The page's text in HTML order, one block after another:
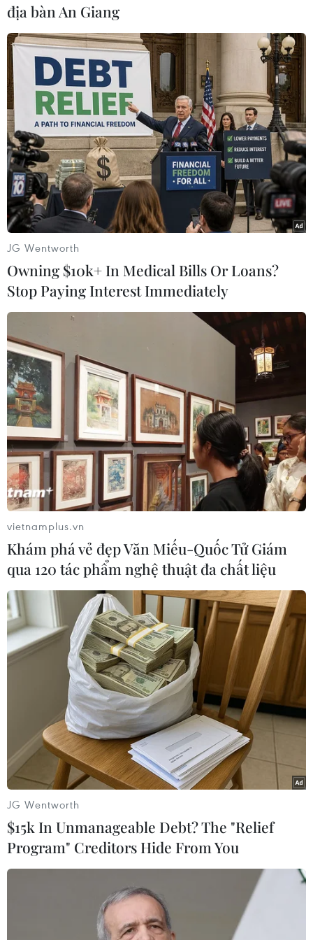
#Ngân hàng #Tổng thống Italy
#Sergio Mattarella
#Lập chính phủ mới
#Khủng hoảng chính trị Italy
Theo dõi VietnamPlus
TIN LIÊN QUAN
Italy sẽ có thủ tướng mới sau khi Quốc hội
thông qua ngân sách 2017
06/12/2016 11:45
Thủ tướng Renzi đã đệ đơn từ chức lên Tổng thống
Sergio, sau khi bị thất bại nặng nề trong cuộc trưng cầu
ý dân về cải cách hiến pháp hôm 4/12.
địa bàn An Giang
JG Wentworth
Owning $10k+ In Medical Bills Or Loans?
Stop Paying Interest Immediately
vietnamplus.vn
Khám phá vẻ đẹp Văn Miếu-Quốc Tử Giám
qua 120 tác phẩm nghệ thuật đa chất liệu
JG Wentworth
$15k In Unmanageable Debt? The "Relief
Program" Creditors Hide From You